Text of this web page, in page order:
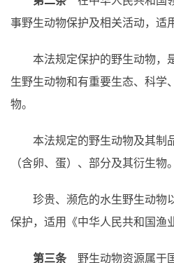
事野生动物保护及相关活动，适
本法规定保护的野生动物，
生野生动物和有重要生态、科学
物。
本法规定的野生动物及其制
（含卵、蛋）、部分及其衍生物。
珍贵、濒危的水生野生动物
保护，适用《中华人民共和国渔
第三条 野生动物资源属于